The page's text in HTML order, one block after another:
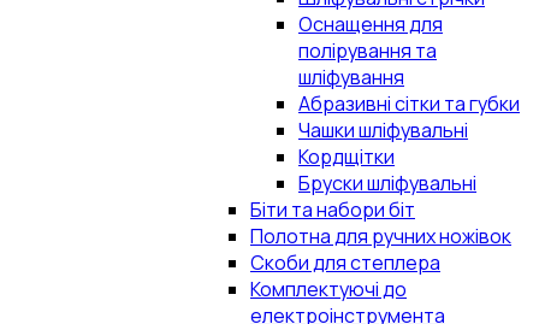
Оснащення для
полірування та
шліфування
Абразивні сітки та губки
Чашки шліфувальні
Кордщітки
Бруски шліфувальні
Біти та набори біт
Полотна для ручних ножівок
Скоби для степлера
Комплектуючі до
електроінструмента